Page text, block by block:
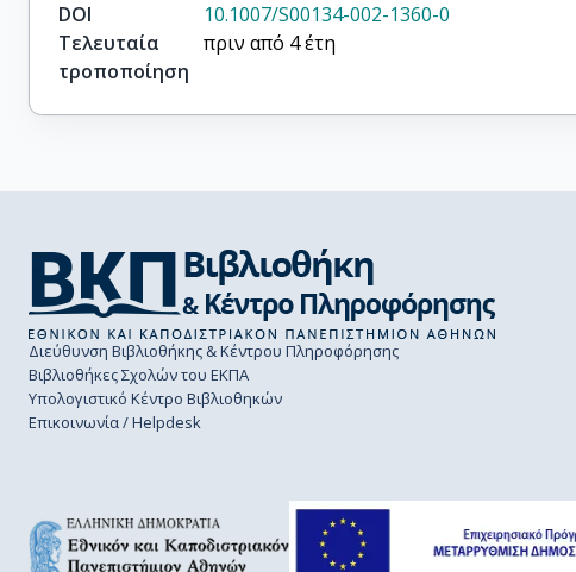
DOI
10.1007/S00134-002-1360-0
Τελευταία
τροποποίηση
πριν από 4 έτη
Διεύθυνση Βιβλιοθήκης & Κέντρου Πληροφόρησης
Βιβλιοθήκες Σχολών του ΕΚΠΑ
Υπολογιστικό Κέντρο Βιβλιοθηκών
Επικοινωνία / Helpdesk